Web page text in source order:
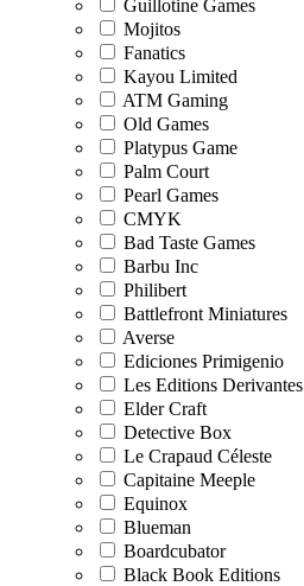
Guillotine Games
Mojitos
Fanatics
Kayou Limited
ATM Gaming
Old Games
Platypus Game
Palm Court
Pearl Games
CMYK
Bad Taste Games
Barbu Inc
Philibert
Battlefront Miniatures
Averse
Ediciones Primigenio
Les Editions Derivantes
Elder Craft
Detective Box
Le Crapaud Céleste
Capitaine Meeple
Equinox
Blueman
Boardcubator
Black Book Editions